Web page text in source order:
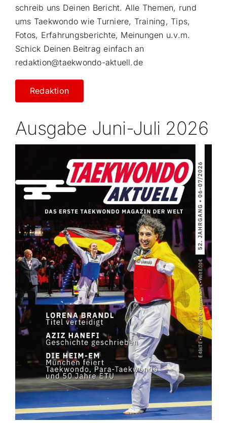
schreib uns Deinen Bericht. Alle Themen, rund
ums Taekwondo wie Turniere, Training, Tips,
Fotos, Erfahrungsberichte, Meinungen u.v.m.
Schick Deinen Beitrag einfach an
redaktion@taekwondo-aktuell.de
Redaktion
Ausgabe Juni-Juli 2026